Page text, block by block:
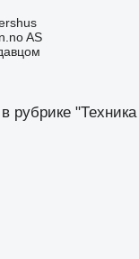
AS
рубрике